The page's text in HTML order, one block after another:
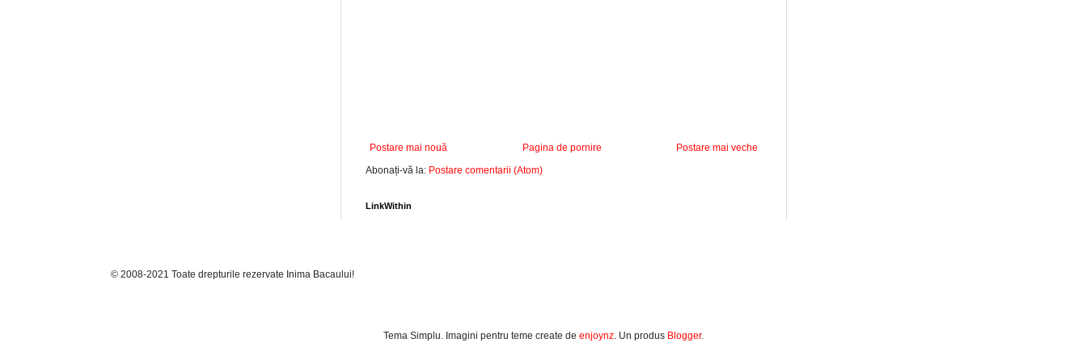
Postare mai nouă Postare mai veche
Pagina de pornire
Abonați-vă la: Postare comentarii (Atom)
LinkWithin
© 2008-2021 Toate drepturile rezervate Inima Bacaului!
Tema Simplu. Imagini pentru teme create de enjoynz. Un produs Blogger.